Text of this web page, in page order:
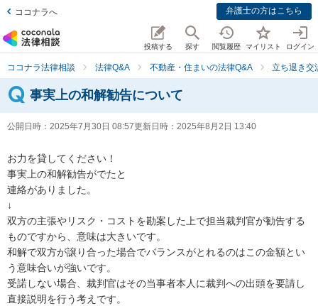
ココナラへ 弁護士の方はこちら
投稿する 探す 閲覧履歴 マイリスト ログイン
ココナラ法律相談 法律Q&A 不動産・住まいの法律Q&A 立ち退き交
事実上の和解勧告について
公開日時： 2025年7月30日 08:57更新日時： 2025年8月2日 13:40
お力を貸してください！
事実上の和解勧告がでたと
連絡がありました。
↓
双方の主張やリスク・コストを勘案した上で担当裁判官が勧告する
ものですから、意味は大きいです。
和解で双方が譲り合った場合でバランスがとれるのはこの金額とい
う意味合いが強いです。
受諾しない場合、裁判官はその当事者本人に裁判への出頭を要請し
直接説明を行う考えです。